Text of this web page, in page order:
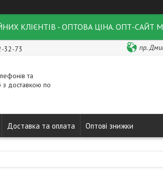
КЛІЄНТІВ - ОПТОВА ЦІНА. ОПТ-САЙТ
32-73 пр.
та
з доставкою по
Доставка та оплата Оптові знижки